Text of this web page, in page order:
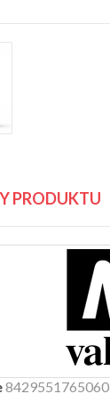
PRODUKTU
8429551765060